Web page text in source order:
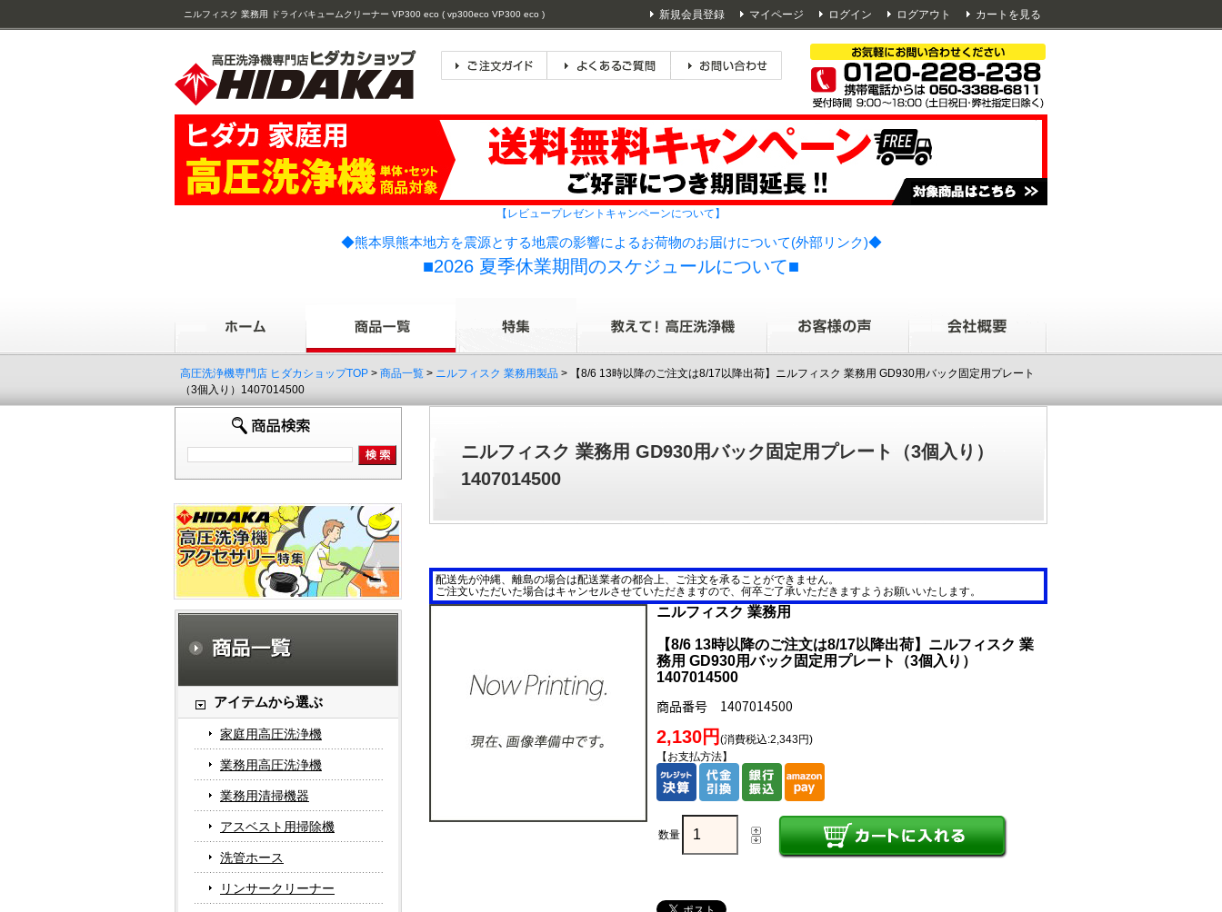
ニルフィスク 業務用 ドライバキュームクリーナー VP300 eco ( vp300eco VP300 eco ) 新規会員登録 マイページ ログイン ログアウト カートを見る
【レビュープレゼントキャンペーンについて】
◆熊本県熊本地方を震源とする地震の影響によるお荷物のお届けについて(外部リンク)◆
■2026 夏季休業期間のスケジュールについて■
高圧洗浄機専門店 ヒダカショップTOP > 商品一覧 > ニルフィスク 業務用製品 > 【8/6 13時以降のご注文は8/17以降出荷】ニルフィスク 業務用 GD930用バック固定用プレート
（3個入り）1407014500
アイテムから選ぶ
家庭用高圧洗浄機
業務用高圧洗浄機
業務用清掃機器
アスベスト用掃除機
洗管ホース
リンサークリーナー
ニルフィスク 業務用 GD930用バック固定用プレート（3個入り）
1407014500
配送先が沖縄、離島の場合は配送業者の都合上、ご注文を承ることができません。
ご注文いただいた場合はキャンセルさせていただきますので、何卒ご了承いただきますようお願いいたします。
ニルフィスク 業務用
【8/6 13時以降のご注文は8/17以降出荷】ニルフィスク 業
務用 GD930用バック固定用プレート（3個入り）
1407014500
商品番号 1407014500
2,130円 (消費税込:2,343円)
【お支払方法】
数量